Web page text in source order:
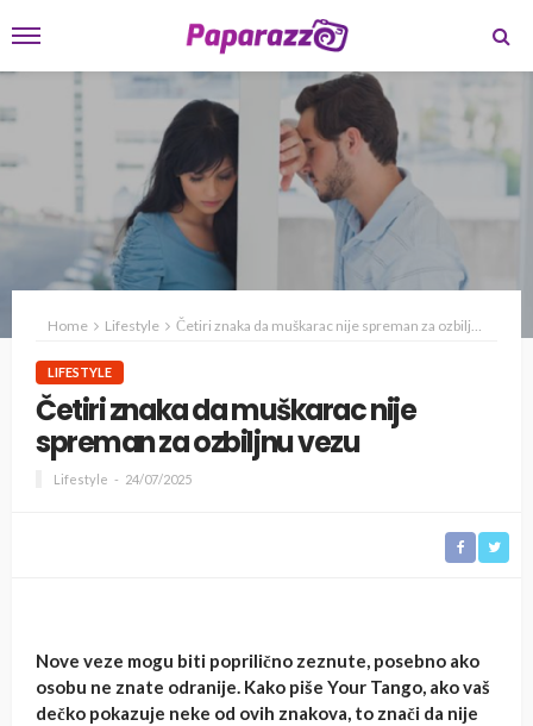
Home Lifestyle Četiri znaka da muškarac nije spreman za ozbiljnu vezu
LIFESTYLE
Četiri znaka da muškarac nije
spreman za ozbiljnu vezu
Lifestyle 24/07/2025
Nove veze mogu biti poprilično zeznute, posebno ako
osobu ne znate odranije. Kako piše Your Tango, ako vaš
dečko pokazuje neke od ovih znakova, to znači da nije